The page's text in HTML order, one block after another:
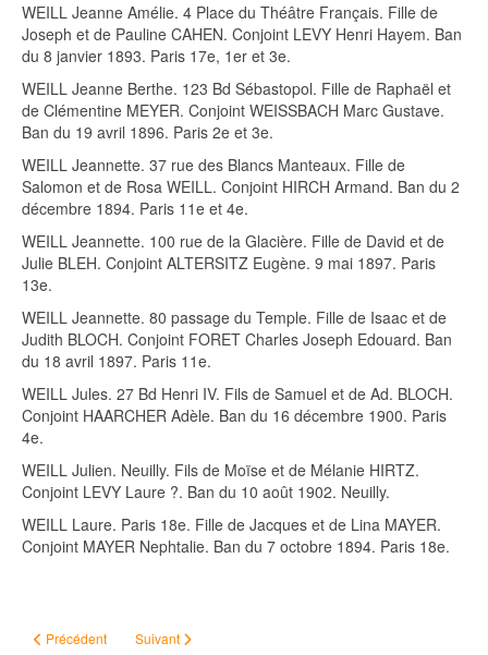
WEILL Jeanne Amélie. 4 Place du Théâtre Français. Fille de
Joseph et de Pauline CAHEN. Conjoint LEVY Henri Hayem. Ban
du 8 janvier 1893. Paris 17e, 1er et 3e.
WEILL Jeanne Berthe. 123 Bd Sébastopol. Fille de Raphaël et
de Clémentine MEYER. Conjoint WEISSBACH Marc Gustave.
Ban du 19 avril 1896. Paris 2e et 3e.
WEILL Jeannette. 37 rue des Blancs Manteaux. Fille de
Salomon et de Rosa WEILL. Conjoint HIRCH Armand. Ban du 2
décembre 1894. Paris 11e et 4e.
WEILL Jeannette. 100 rue de la Glacière. Fille de David et de
Julie BLEH. Conjoint ALTERSITZ Eugène. 9 mai 1897. Paris
13e.
WEILL Jeannette. 80 passage du Temple. Fille de Isaac et de
Judith BLOCH. Conjoint FORET Charles Joseph Edouard. Ban
du 18 avril 1897. Paris 11e.
WEILL Jules. 27 Bd Henri IV. Fils de Samuel et de Ad. BLOCH.
Conjoint HAARCHER Adèle. Ban du 16 décembre 1900. Paris
4e.
WEILL Julien. Neuilly. Fils de Moïse et de Mélanie HIRTZ.
Conjoint LEVY Laure ?. Ban du 10 août 1902. Neuilly.
WEILL Laure. Paris 18e. Fille de Jacques et de Lina MAYER.
Conjoint MAYER Nephtalie. Ban du 7 octobre 1894. Paris 18e.
Article précédent : Venelle des douaniers
Précédent Article suivant : 8 mai 1945
Suivant